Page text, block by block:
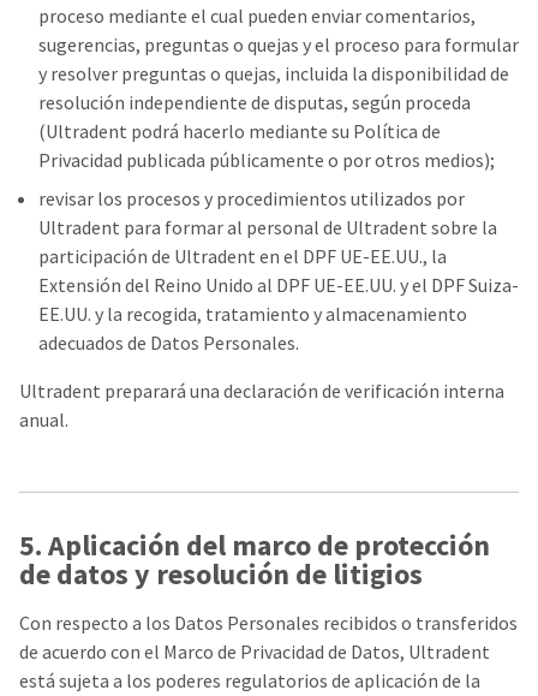
proceso mediante el cual pueden enviar comentarios,
sugerencias, preguntas o quejas y el proceso para formular
y resolver preguntas o quejas, incluida la disponibilidad de
resolución independiente de disputas, según proceda
(Ultradent podrá hacerlo mediante su Política de
Privacidad publicada públicamente o por otros medios);
revisar los procesos y procedimientos utilizados por
Ultradent para formar al personal de Ultradent sobre la
participación de Ultradent en el DPF UE-EE.UU., la
Extensión del Reino Unido al DPF UE-EE.UU. y el DPF Suiza-
EE.UU. y la recogida, tratamiento y almacenamiento
adecuados de Datos Personales.
Ultradent preparará una declaración de verificación interna
anual.
5. Aplicación del marco de protección
de datos y resolución de litigios
Con respecto a los Datos Personales recibidos o transferidos
de acuerdo con el Marco de Privacidad de Datos, Ultradent
está sujeta a los poderes regulatorios de aplicación de la